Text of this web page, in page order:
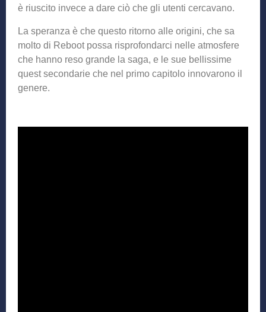
è riuscito invece a dare ciò che gli utenti cercavano.
La speranza è che questo ritorno alle origini, che sa
molto di Reboot possa risprofondarci nelle atmosfere
che hanno reso grande la saga, e le sue bellissime
quest secondarie che nel primo capitolo innovarono il
genere.